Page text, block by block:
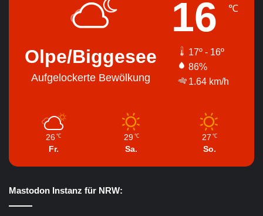
Olpe/Biggesee
Aufgelockerte Bewölkung
16 ℃
17º - 16º
86%
1.64 km/h
26 ℃
Fr.
29 ℃
Sa.
27 ℃
So.
Mastodon Instanz für NRW: